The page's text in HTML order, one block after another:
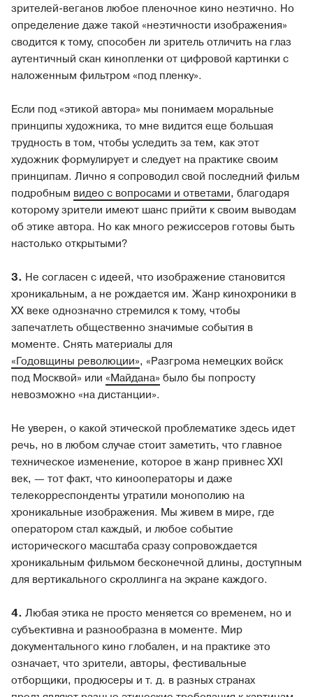
зрителей-веганов любое пленочное кино неэтично. Но
определение даже такой «неэтичности изображения»
сводится к тому, способен ли зритель отличить на глаз
аутентичный скан кинопленки от цифровой картинки с
наложенным фильтром «под пленку».
Если под «этикой автора» мы понимаем моральные
принципы художника, то мне видится еще большая
трудность в том, чтобы уследить за тем, как этот
художник формулирует и следует на практике своим
принципам. Лично я сопроводил свой последний фильм
подробным видео с вопросами и ответами, благодаря
которому зрители имеют шанс прийти к своим выводам
об этике автора. Но как много режиссеров готовы быть
настолько открытыми?
3. Не согласен с идеей, что изображение становится
хроникальным, а не рождается им. Жанр кинохроники в
XX веке однозначно стремился к тому, чтобы
запечатлеть общественно значимые события в
моменте. Снять материалы для
«Годовщины революции», «Разгрома немецких войск
под Москвой» или «Майдана» было бы попросту
невозможно «на дистанции».
Не уверен, о какой этической проблематике здесь идет
речь, но в любом случае стоит заметить, что главное
техническое изменение, которое в жанр привнес XXI
век, — тот факт, что кинооператоры и даже
телекорреспонденты утратили монополию на
хроникальные изображения. Мы живем в мире, где
оператором стал каждый, и любое событие
исторического масштаба сразу сопровождается
хроникальным фильмом бесконечной длины, доступным
для вертикального скроллинга на экране каждого.
4. Любая этика не просто меняется со временем, но и
субъективна и разнообразна в моменте. Мир
документального кино глобален, и на практике это
означает, что зрители, авторы, фестивальные
отборщики, продюсеры и т. д. в разных странах